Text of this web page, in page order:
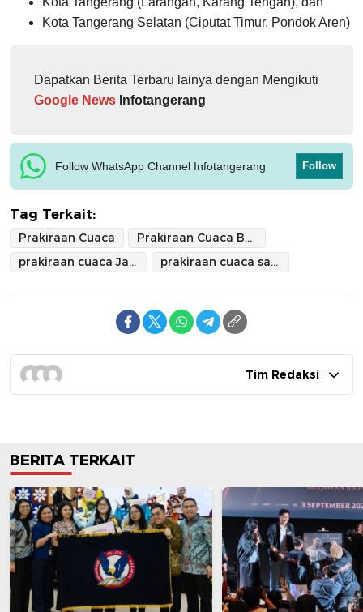
Kota Tangerang Selatan (Ciputat Timur, Pondok Aren)
Dapatkan Berita Terbaru lainya dengan Mengikuti
Google News Infotangerang
Follow WhatsApp Channel Infotangerang Follow
Tag Terkait:
Prakiraan Cuaca
Prakiraan Cuaca BMKG
prakiraan cuaca Jabodetabek
prakiraan cuaca satu pekan
Tim Redaksi
BERITA TERKAIT